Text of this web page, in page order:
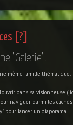
[?]
"Galerie".
même famille thématique.
dans sa visionneuse
naviguer parmi les clichés
pour lancer un diaporama.